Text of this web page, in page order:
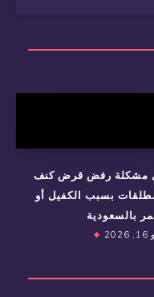
مشكلة رفض قرض كنف
بسبب الكفيل أو
بالسعودية